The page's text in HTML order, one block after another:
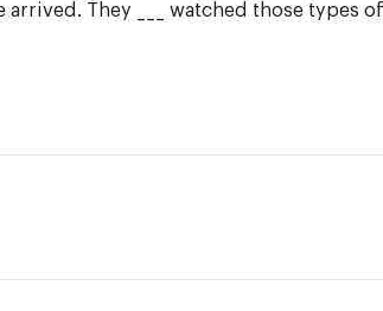
arrived. They ___ watched those types